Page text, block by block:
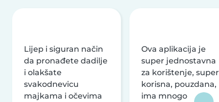
Lijep i siguran način
da pronađete dadilje
i olakšate
svakodnevicu
majkama i očevima
Ova aplikacija je
super jednostavna
za korištenje, super
korisna, pouzdana,
ima mnogo